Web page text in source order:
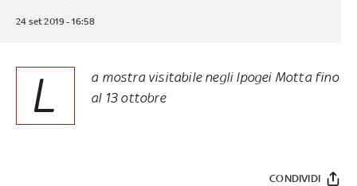
24 set 2019 - 16:58
L
a mostra visitabile negli Ipogei Motta fino
al 13 ottobre
CONDIVIDI